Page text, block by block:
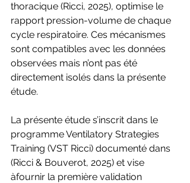
thoracique (Ricci, 2025), optimise le
rapport pression-volume de chaque
cycle respiratoire. Ces mécanismes
sont compatibles avec les données
observées mais n’ont pas été
directement isolés dans la présente
étude.
La présente étude s’inscrit dans le
programme Ventilatory Strategies
Training (VST Ricci) documenté dans
(Ricci & Bouverot, 2025) et vise
àfournir la première validation